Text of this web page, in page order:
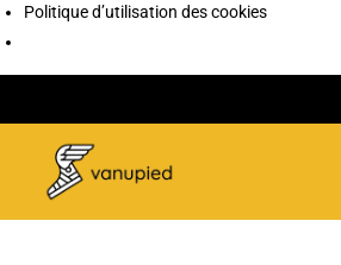
Politique d’utilisation des cookies